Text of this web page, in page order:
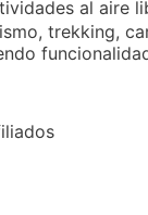
al aire
trekking,